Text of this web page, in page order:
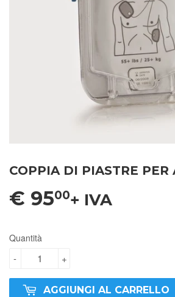
COPPIA DI PIASTRE PER
€ 9500+ IVA
Quantità
+
-
AGGIUNGI AL CARRELLO